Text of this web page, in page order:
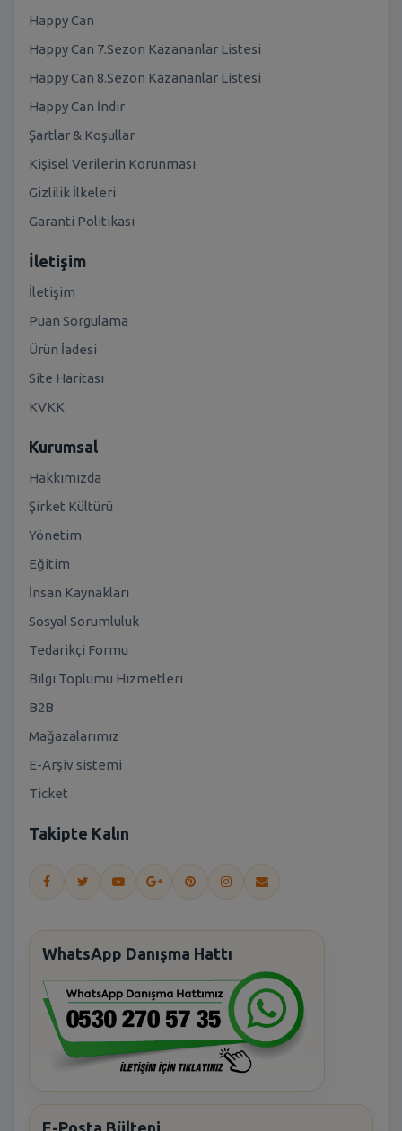
Happy Can
Happy Can 7.Sezon Kazananlar Listesi
Happy Can 8.Sezon Kazananlar Listesi
Happy Can İndir
Şartlar & Koşullar
Kişisel Verilerin Korunması
Gizlilik İlkeleri
Garanti Politikası
İletişim
İletişim
Puan Sorgulama
Ürün İadesi
Site Haritası
KVKK
Kurumsal
Hakkımızda
Şirket Kültürü
Yönetim
Eğitim
İnsan Kaynakları
Sosyal Sorumluluk
Tedarikçi Formu
Bilgi Toplumu Hizmetleri
B2B
Mağazalarımız
E-Arşiv sistemi
Ticket
Takipte Kalın
WhatsApp Danışma Hattı
E-Posta Bülteni